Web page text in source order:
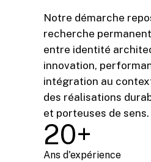
Notre démarche
recherche
entre identité
innovation,
intégration au
des réalisations
et porteuses de sens.
20+
Ans d'expérience